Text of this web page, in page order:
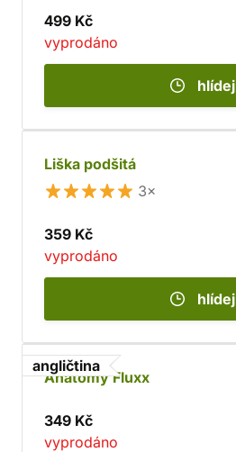
499 Kč
vyprodáno
hlídej
Liška podšitá
3×
359 Kč
vyprodáno
hlídej
angličtina
Anatomy Fluxx
349 Kč
vyprodáno